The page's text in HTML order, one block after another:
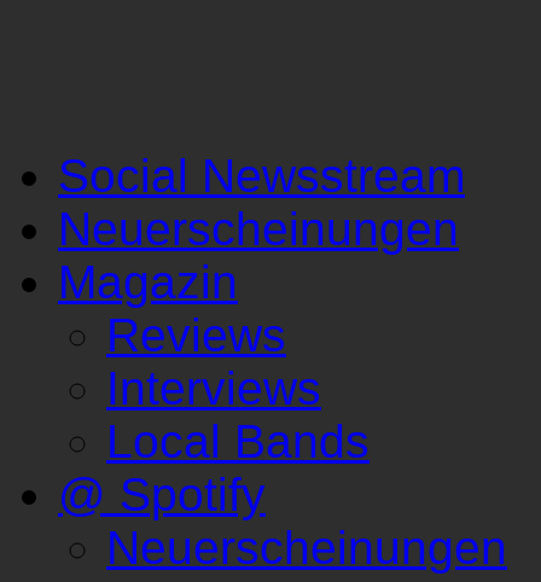
Social Newsstream
Neuerscheinungen
Magazin
Reviews
Interviews
Local Bands
@ Spotify
Neuerscheinungen